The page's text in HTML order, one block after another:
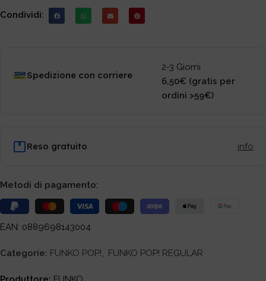
Condividi:
Spedizione con corriere
2-3 Giorni
6,50€ (gratis per
ordini >59€)
Reso gratuito info
Metodi di pagamento:
EAN: 0889698143004
Categorie: FUNKO POP! FUNKO POP! REGULAR